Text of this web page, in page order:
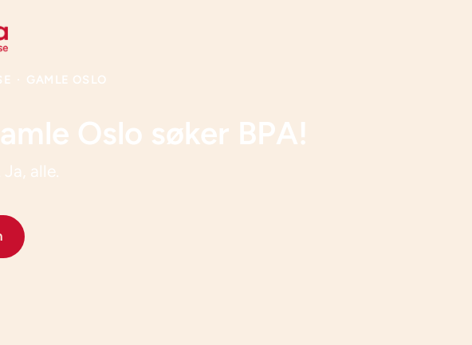
· GAMLE OSLO
Oslo søker BPA!
alle.